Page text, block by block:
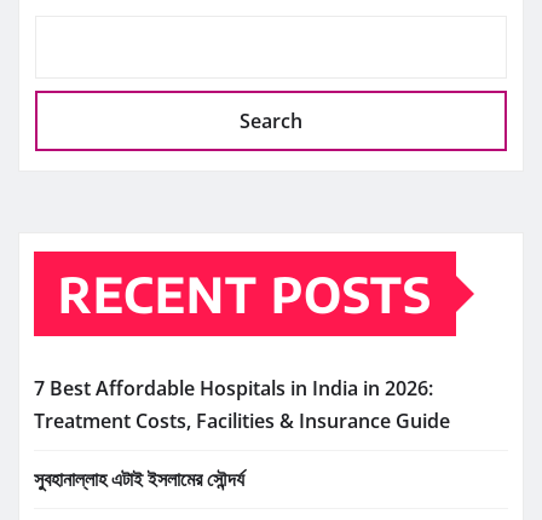
Search
RECENT POSTS
7 Best Affordable Hospitals in India in 2026:
Treatment Costs, Facilities & Insurance Guide
সুবহানাল্লাহ এটাই ইসলামের সৌন্দর্য